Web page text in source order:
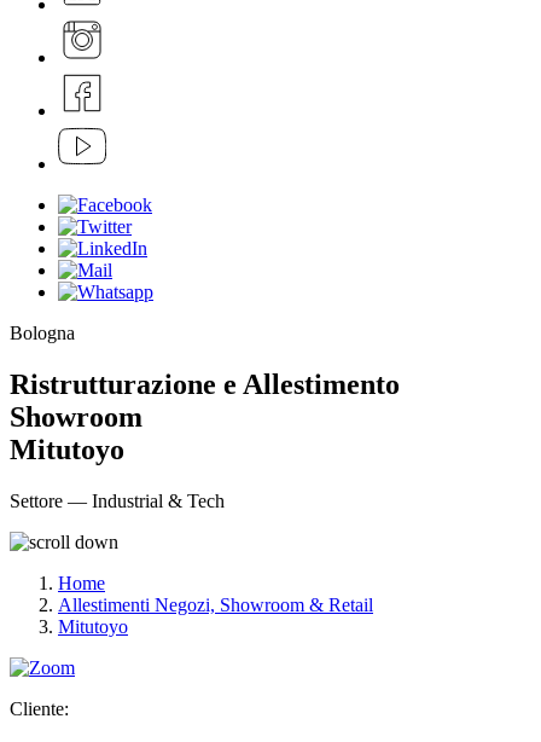
Bologna
Ristrutturazione e Allestimento
Showroom
Mitutoyo
Settore — Industrial & Tech
Home
Allestimenti Negozi, Showroom & Retail
Mitutoyo
Cliente: